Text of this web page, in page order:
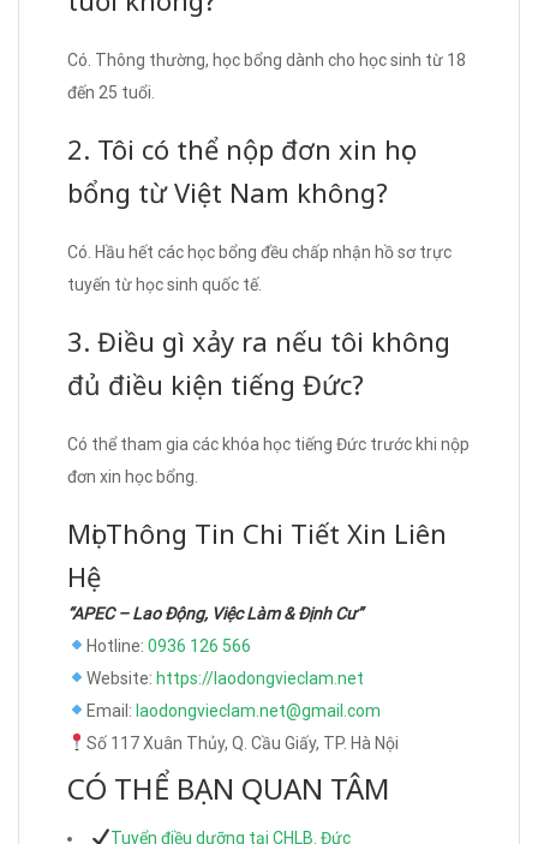
Có. Thông thường, học bổng dành cho học sinh từ 18
đến 25 tuổi.
2. Tôi có thể nộp đơn xin học
bổng từ Việt Nam không?
Có. Hầu hết các học bổng đều chấp nhận hồ sơ trực
tuyến từ học sinh quốc tế.
3. Điều gì xảy ra nếu tôi không
đủ điều kiện tiếng Đức?
Có thể tham gia các khóa học tiếng Đức trước khi nộp
đơn xin học bổng.
Mọi Thông Tin Chi Tiết Xin Liên
Hệ
“APEC – Lao Động, Việc Làm & Định Cư”
Hotline: 0936 126 566
Website: https://laodongvieclam.net
Email: laodongvieclam.net@gmail.com
Số 117 Xuân Thủy, Q. Cầu Giấy, TP. Hà Nội
CÓ THỂ BẠN QUAN TÂM
Tuyển điều dưỡng tại CHLB. Đức